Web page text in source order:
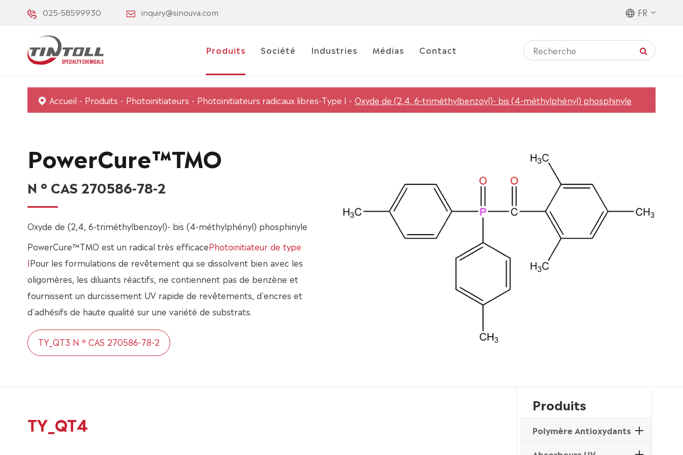
025-58599930 inquiry@sinouva.com FR
Produits Société Industries Médias Contact
Accueil Produits Photoinitiateurs Photoinitiateurs radicaux libres-Type I Oxyde de (2,4, 6-triméthylbenzoyl)- bis (4-méthylphényl) phosphinyle
PowerCure™TMO
N ° CAS 270586-78-2
Oxyde de (2,4, 6-triméthylbenzoyl)- bis (4-méthylphényl) phosphinyle
PowerCure™TMO est un radical très efficacePhotoinitiateur de type
IPour les formulations de revêtement qui se dissolvent bien avec les
oligomères, les diluants réactifs, ne contiennent pas de benzène et
fournissent un durcissement UV rapide de revêtements, d'encres et
d'adhésifs de haute qualité sur une variété de substrats.
TY_QT3 N ° CAS 270586-78-2
TY_QT4
Produits
Polymère Antioxydants